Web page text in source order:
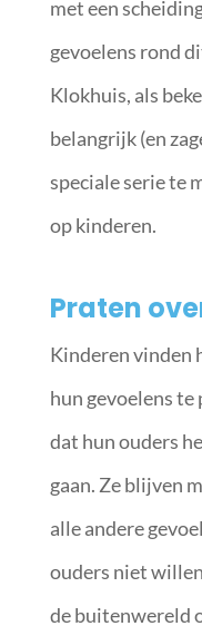
met een
gevoelens rond
Klokhuis, als
belangrijk (en
speciale serie te
op kinderen.
Praten
Kinderen vinden
hun gevoelens te
dat hun ouders
gaan. Ze blijven
alle andere
ouders niet
de buitenwereld